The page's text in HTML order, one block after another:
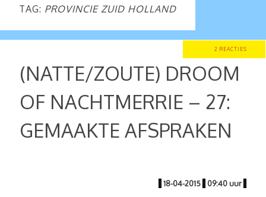
TAG: PROVINCIE ZUID HOLLAND
2 REACTIES
(NATTE/ZOUTE) DROOM
OF NACHTMERRIE – 27:
GEMAAKTE AFSPRAKEN
| 18-04-2015 | 09:40 uur |